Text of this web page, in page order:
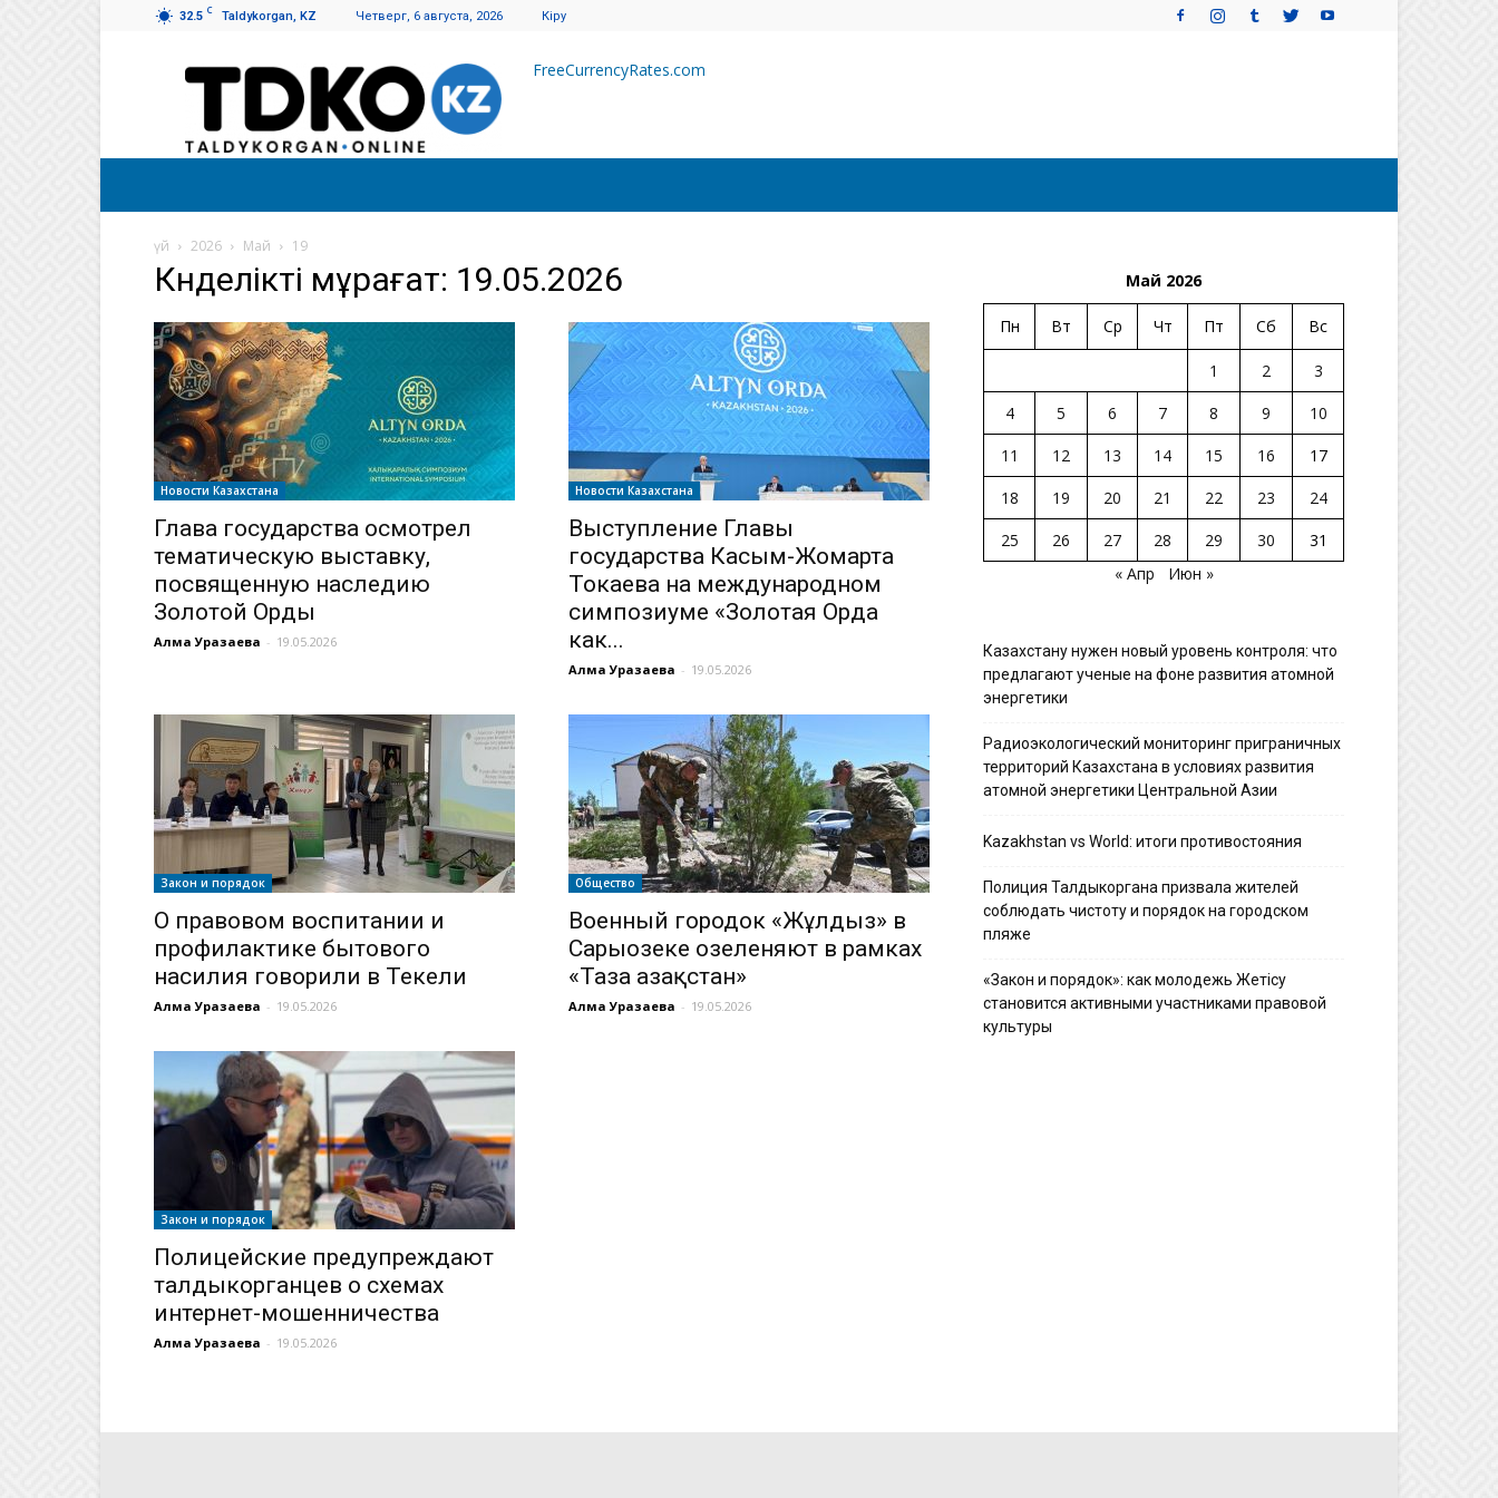
32.5 C Taldykorgan, KZ Четверг, 6 августа, 2026 Кіру
Талдықорған
FreeCurrencyRates.com
үй 2026 Май 19
Күнделікті мұрағат: 19.05.2026
Новости Казахстана
Глава государства осмотрел
тематическую выставку,
посвященную наследию
Золотой Орды
Алма Уразаева - 19.05.2026
Новости Казахстана
Выступление Главы
государства Касым-Жомарта
Токаева на международном
симпозиуме «Золотая Орда
как...
Алма Уразаева - 19.05.2026
Закон и порядок
О правовом воспитании и
профилактике бытового
насилия говорили в Текели
Алма Уразаева - 19.05.2026
Общество
Военный городок «Жұлдыз» в
Сарыозеке озеленяют в рамках
«Таза Қазақстан»
Алма Уразаева - 19.05.2026
Закон и порядок
Полицейские предупреждают
талдыкорганцев о схемах
интернет-мошенничества
Алма Уразаева - 19.05.2026
Май 2026
Пн Вт Ср Чт Пт Сб Вс
1 2
3
4
5 6 7 8 9
10
11
12 13 14 15 16
17
18
19 20 21 22 23
24
25
26 27 28 29 30
31
« Апр
Июн »
Казахстану нужен новый уровень контроля: что
предлагают ученые на фоне развития атомной
энергетики
Радиоэкологический мониторинг приграничных
территорий Казахстана в условиях развития
атомной энергетики Центральной Азии
Kazakhstan vs World: итоги противостояния
Полиция Талдыкоргана призвала жителей
соблюдать чистоту и порядок на городском
пляже
«Закон и порядок»: как молодежь Жетісу
становится активными участниками правовой
культуры